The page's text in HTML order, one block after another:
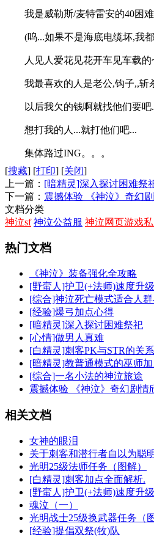
我是威勒斯/麦特雷安的40困
(呜...如果不是海底电缆坏,我
人见人爱花见花开车见车载
我最喜欢的人是老公,钩子,,
以后我欠的钱啊就找他们要吧
想打我的人...就打他们吧...
集体路过ING。。。
[搜藏] [打印] [关闭]
上一篇： [暗精灵]深入探讨困难祭
下一篇： 震撼体验 《神泣》奇幻
文档分类
神泣sf 神泣公益服 神泣网页游戏
热门文档
《神泣》装备强化全攻略
[野蛮人]护卫(+法师)速度升
[综合]神泣死亡模式适合人群
[经验]爆弓加点心得
[暗精灵]深入探讨困难祭祀
[心情]做男人真难
[白精灵]刺客PK与STR的关系
[暗精灵]教普通模式的巫师
[综合]一名小法的神泣旅途
震撼体验 《神泣》奇幻剧情
相关文档
女神的眼泪
关于刺客和潜行者自以为聪
光明25级法师任务（图解）
[白精灵]刺客加点全面解析.
[野蛮人]护卫(+法师)速度升
魂泣（一）
光明战士25级换武器任务（
[经验]提倡双祭(牧)队